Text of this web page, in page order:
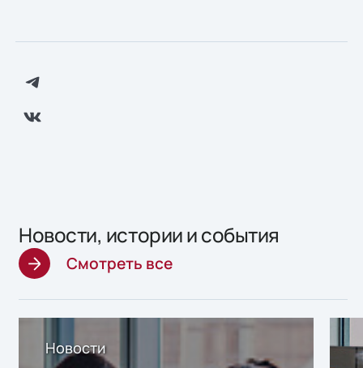
Новости, истории и события
Смотреть все
Новости